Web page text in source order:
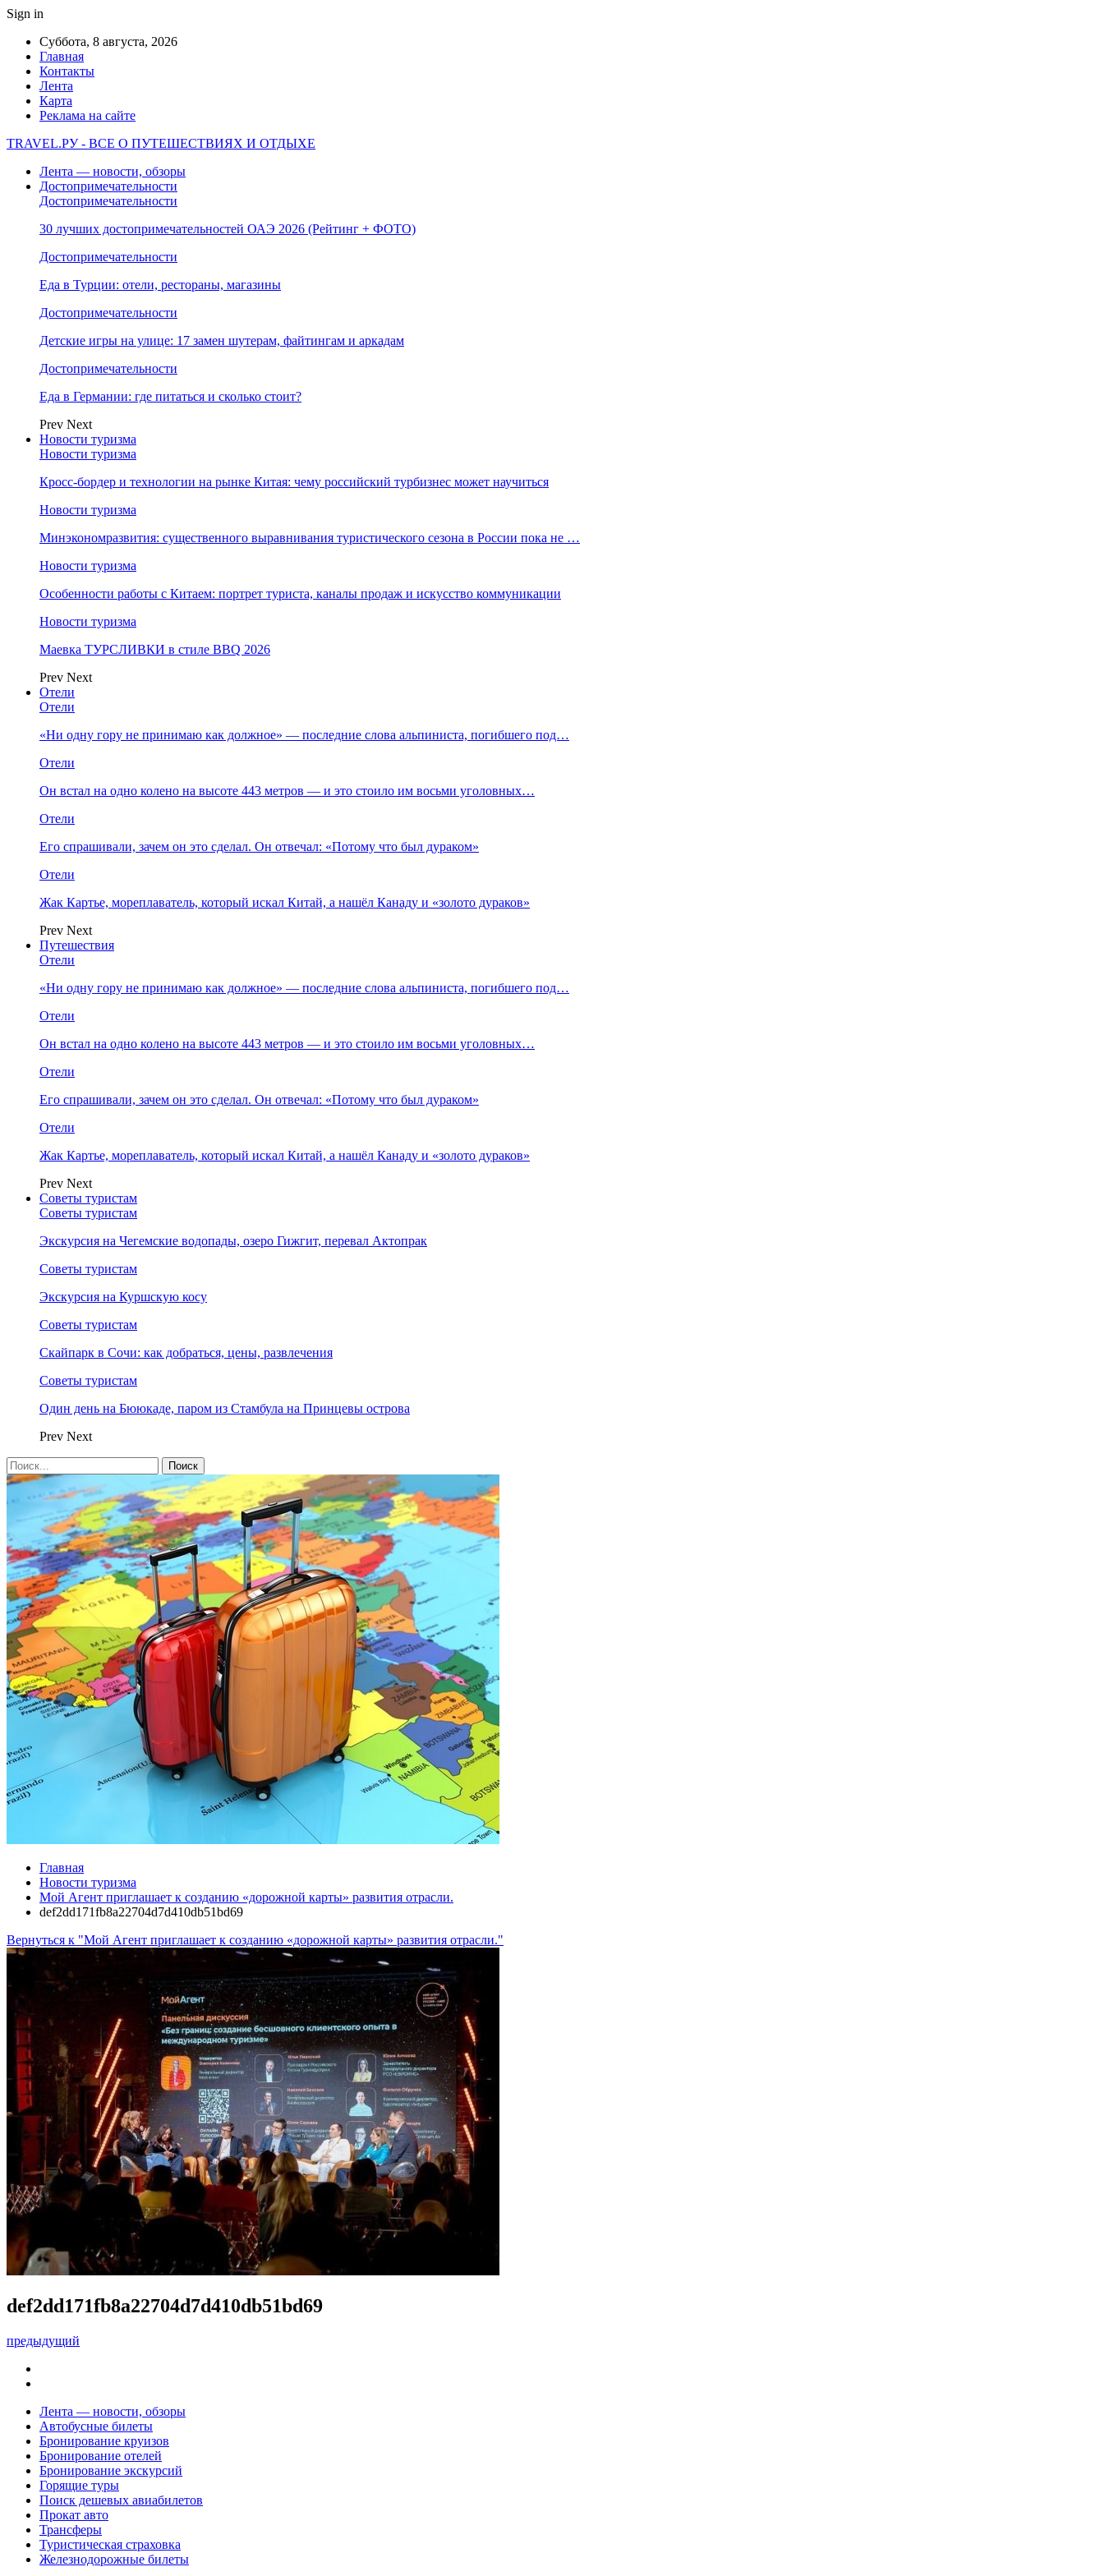
Sign in
Суббота, 8 августа, 2026
Главная
Контакты
Лента
Карта
Реклама на сайте
TRAVEL.РУ - ВСЕ О ПУТЕШЕСТВИЯХ И ОТДЫХЕ
Лента — новости, обзоры
Достопримечательности
Достопримечательности
30 лучших достопримечательностей ОАЭ 2026 (Рейтинг + ФОТО)
Достопримечательности
Еда в Турции: отели, рестораны, магазины
Достопримечательности
Детские игры на улице: 17 замен шутерам, файтингам и аркадам
Достопримечательности
Еда в Германии: где питаться и сколько стоит?
Prev Next
Новости туризма
Новости туризма
Кросс-бордер и технологии на рынке Китая: чему российский турбизнес может научиться
Новости туризма
Минэкономразвития: существенного выравнивания туристического сезона в России пока не …
Новости туризма
Особенности работы с Китаем: портрет туриста, каналы продаж и искусство коммуникации
Новости туризма
Маевка ТУРСЛИВКИ в стиле BBQ 2026
Prev Next
Отели
Отели
«Ни одну гору не принимаю как должное» — последние слова альпиниста, погибшего под…
Отели
Он встал на одно колено на высоте 443 метров — и это стоило им восьми уголовных…
Отели
Его спрашивали, зачем он это сделал. Он отвечал: «Потому что был дураком»
Отели
Жак Картье, мореплаватель, который искал Китай, а нашёл Канаду и «золото дураков»
Prev Next
Путешествия
Отели
«Ни одну гору не принимаю как должное» — последние слова альпиниста, погибшего под…
Отели
Он встал на одно колено на высоте 443 метров — и это стоило им восьми уголовных…
Отели
Его спрашивали, зачем он это сделал. Он отвечал: «Потому что был дураком»
Отели
Жак Картье, мореплаватель, который искал Китай, а нашёл Канаду и «золото дураков»
Prev Next
Советы туристам
Советы туристам
Экскурсия на Чегемские водопады, озеро Гижгит, перевал Актопрак
Советы туристам
Экскурсия на Куршскую косу
Советы туристам
Скайпарк в Сочи: как добраться, цены, развлечения
Советы туристам
Один день на Бююкаде, паром из Стамбула на Принцевы острова
Prev Next
Главная
Новости туризма
Мой Агент приглашает к созданию «дорожной карты» развития отрасли.
def2dd171fb8a22704d7d410db51bd69
Вернуться к "Мой Агент приглашает к созданию «дорожной карты» развития отрасли."
def2dd171fb8a22704d7d410db51bd69
предыдущий
Лента — новости, обзоры
Автобусные билеты
Бронирование круизов
Бронирование отелей
Бронирование экскурсий
Горящие туры
Поиск дешевых авиабилетов
Прокат авто
Трансферы
Туристическая страховка
Железнодорожные билеты